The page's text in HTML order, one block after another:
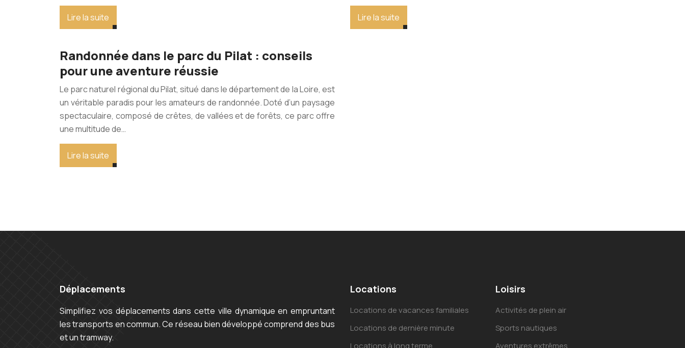
Lire la suite Lire la suite
Randonnée dans le parc du Pilat : conseils
pour une aventure réussie
Le parc naturel régional du Pilat, situé dans le département de la Loire, est
un véritable paradis pour les amateurs de randonnée. Doté d’un paysage
spectaculaire, composé de crêtes, de vallées et de forêts, ce parc offre
une multitude de…
Lire la suite
Déplacements
Simplifiez vos déplacements dans cette ville dynamique en empruntant
les transports en commun. Ce réseau bien développé comprend des bus
et un tramway.
Locations
Locations de vacances familiales
Locations de dernière minute
Locations à long terme
Loisirs
Activités de plein air
Sports nautiques
Aventures extrêmes